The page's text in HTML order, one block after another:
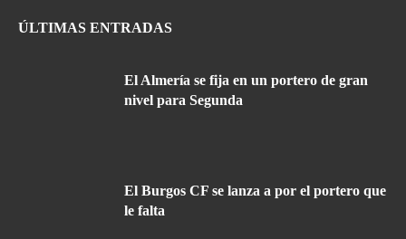
ÚLTIMAS ENTRADAS
El Almería se fija en un portero de gran
nivel para Segunda
El Burgos CF se lanza a por el portero que
le falta